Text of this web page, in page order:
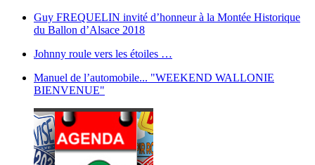
Guy FREQUELIN invité d’honneur à la Montée Historique
du Ballon d’Alsace 2018
Johnny roule vers les étoiles …
Manuel de l’automobile... "WEEKEND WALLONIE
BIENVENUE"